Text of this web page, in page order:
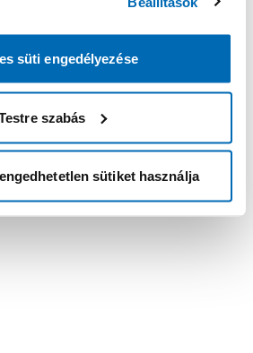
süti engedélyezése
szabás
sütiket használja